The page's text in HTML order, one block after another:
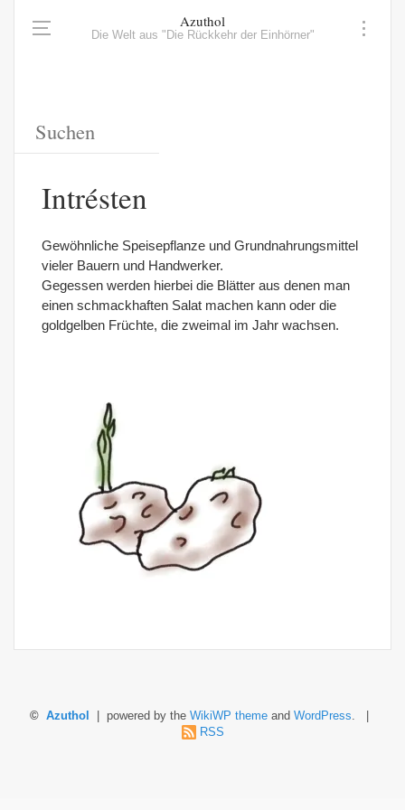
Azuthol
Die Welt aus "Die Rückkehr der Einhörner"
Intrésten
Gewöhnliche Speisepflanze und Grundnahrungsmittel
vieler Bauern und Handwerker.
Gegessen werden hierbei die Blätter aus denen man
einen schmackhaften Salat machen kann oder die
goldgelben Früchte, die zweimal im Jahr wachsen.
© Azuthol | powered by the WikiWP themeand WordPress
RSS